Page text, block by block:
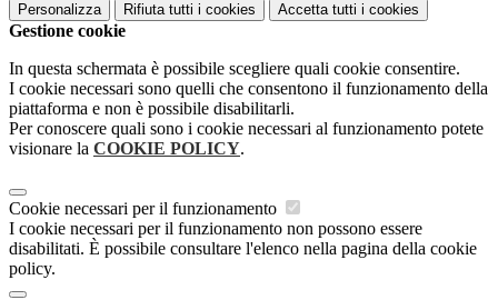
Personalizza Rifiuta tutti i cookies Accetta tutti i cookies
Gestione cookie
In questa schermata è possibile scegliere quali cookie consentire.
I cookie necessari sono quelli che consentono il funzionamento della
piattaforma e non è possibile disabilitarli.
Per conoscere quali sono i cookie necessari al funzionamento potete
visionare la COOKIE POLICY.
Cookie necessari per il funzionamento
I cookie necessari per il funzionamento non possono essere
disabilitati. È possibile consultare l'elenco nella pagina della cookie
policy.